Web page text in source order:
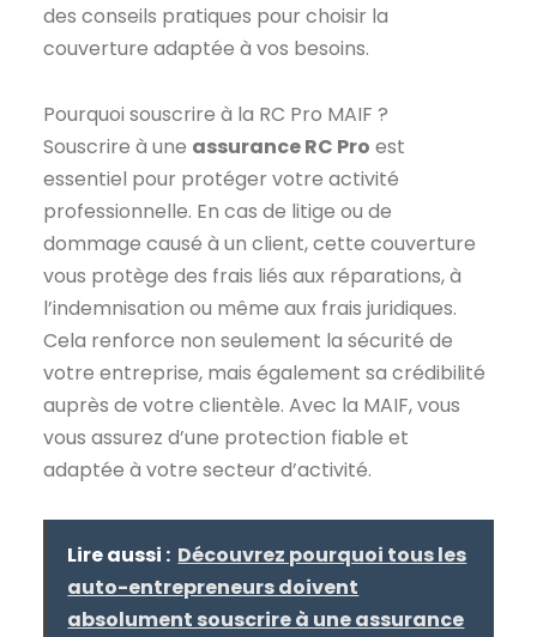
des conseils pratiques pour choisir la
couverture adaptée à vos besoins.
Pourquoi souscrire à la RC Pro MAIF ?
Souscrire à une assurance RC Pro est
essentiel pour protéger votre activité
professionnelle. En cas de litige ou de
dommage causé à un client, cette couverture
vous protège des frais liés aux réparations, à
l’indemnisation ou même aux frais juridiques.
Cela renforce non seulement la sécurité de
votre entreprise, mais également sa crédibilité
auprès de votre clientèle. Avec la MAIF, vous
vous assurez d’une protection fiable et
adaptée à votre secteur d’activité.
Lire aussi : Découvrez pourquoi tous les
auto-entrepreneurs doivent
absolument souscrire à une assurance